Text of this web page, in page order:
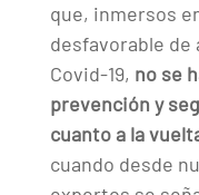
que, inmersos
desfavorable
Covid-19, no se
prevención y
cuanto a la
cuando desde